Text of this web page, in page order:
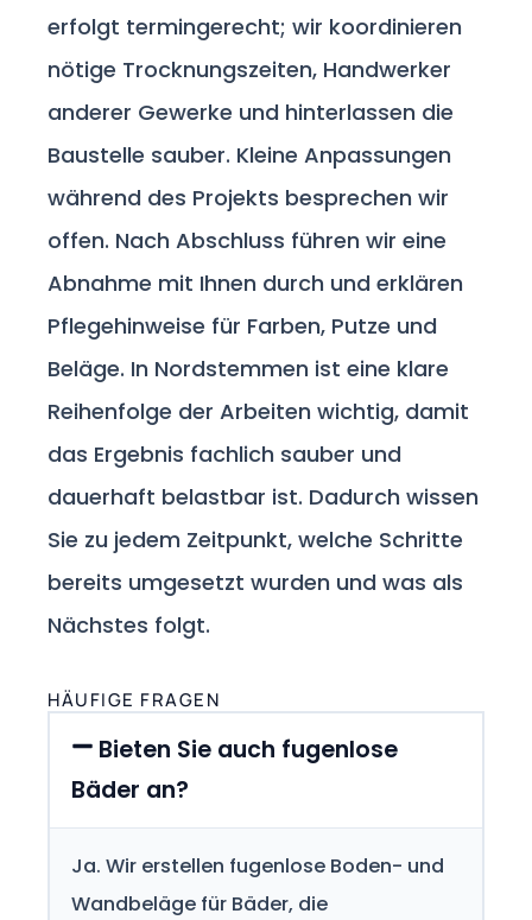
erfolgt termingerecht; wir koordinieren
nötige Trocknungszeiten, Handwerker
anderer Gewerke und hinterlassen die
Baustelle sauber. Kleine Anpassungen
während des Projekts besprechen wir
offen. Nach Abschluss führen wir eine
Abnahme mit Ihnen durch und erklären
Pflegehinweise für Farben, Putze und
Beläge. In Nordstemmen ist eine klare
Reihenfolge der Arbeiten wichtig, damit
das Ergebnis fachlich sauber und
dauerhaft belastbar ist. Dadurch wissen
Sie zu jedem Zeitpunkt, welche Schritte
bereits umgesetzt wurden und was als
Nächstes folgt.
HÄUFIGE FRAGEN
Bieten Sie auch fugenlose
Bäder an?
Ja. Wir erstellen fugenlose Boden- und
Wandbeläge für Bäder, die